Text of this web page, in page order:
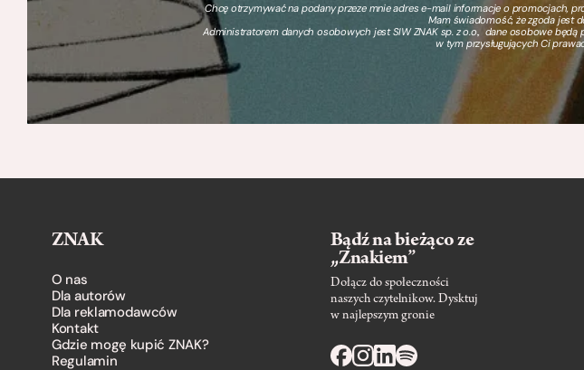
Chcę otrzymywać na podany przeze mnie adres e-mail informacje o promocjach,
Mam świadomość, że zgoda jest
Administratorem danych osobowych jest SIW ZNAK sp. z o.o., dane osobowe będą
w tym przysługujących Ci
ZNAK
O nas
Dla autorów
Dla reklamodawców
Kontakt
Gdzie mogę kupić ZNAK?
Regulamin
Bądź na bieżąco ze
„Znakiem”
Dołącz do społeczności
naszych czytelnikow. Dysktuj
w najlepszym gronie